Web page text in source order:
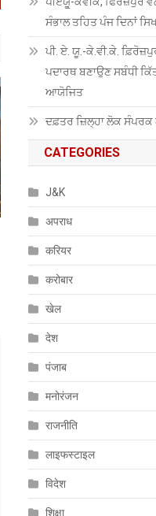
ਸੰਭਾਲ ਤਹਿਤ ਪੰਜ ਦਿਨਾਂ
ਪੀ. ਏ. ਯੂ.-ਕੇ.ਵੀ.ਕੇ.
ਪਦਾਰਥ ਬਣਾਉਣ ਸਬੰਧੀ
ਆਯੋਜਿਤ
ਦਫ਼ਤਰ ਜ਼ਿਲ੍ਹਾ ਲੋਕ
CATEGORIES
J&K
अपराध
करियर
करोबार
खेल
देश
पंजाब
मनोरंजन
राजनीति
लाइफस्टाइल
विदेश
शिक्षा